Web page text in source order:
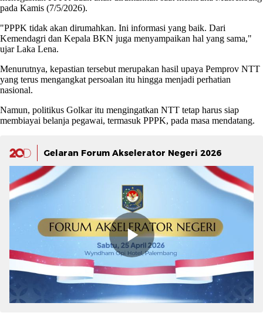
pada Kamis (7/5/2026).
"PPPK tidak akan dirumahkan. Ini informasi yang baik. Dari
Kemendagri dan Kepala BKN juga menyampaikan hal yang sama,"
ujar Laka Lena.
Menurutnya, kepastian tersebut merupakan hasil upaya Pemprov NTT
yang terus mengangkat persoalan itu hingga menjadi perhatian
nasional.
Namun, politikus Golkar itu mengingatkan NTT tetap harus siap
membiayai belanja pegawai, termasuk PPPK, pada masa mendatang.
Gelaran Forum Akselerator Negeri 2026